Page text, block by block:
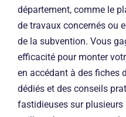
département, comme le
de travaux concernés ou
de la subvention. Vous
efficacité pour monter
en accédant à des fiches
dédiés et des conseils
fastidieuses sur plusieurs